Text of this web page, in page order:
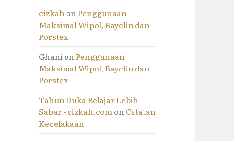
cizkahonPenggunaan
Maksimal Wipol, Bayclin dan
Porstex
GhanionPenggunaan
Maksimal Wipol, Bayclin dan
Porstex
Tahun Duka Belajar Lebih
Sabar - cizkah.comonCatatan
Kecelakaan